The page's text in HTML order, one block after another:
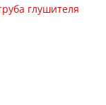
глушителя